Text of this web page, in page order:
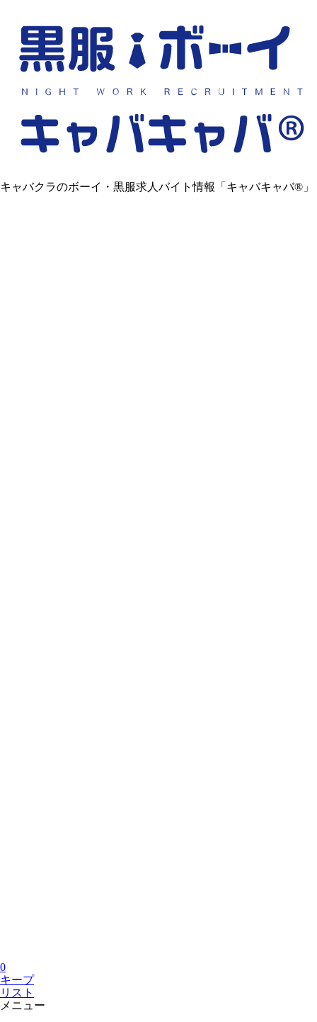
キャバクラのボーイ・黒服求人バイト情報「キャバキャバ®」
0
キープ
リスト
メニュー